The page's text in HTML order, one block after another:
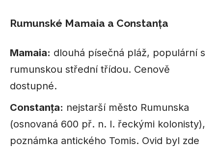
Rumunské Mamaia a Constanța
Mamaia: dlouhá písečná pláž, populární s
rumunskou střední třídou. Cenově
dostupné.
Constanța: nejstarší město Rumunska
(osnovaná 600 př. n. l. řeckými kolonisty),
poznámka antického Tomis. Ovid byl zde